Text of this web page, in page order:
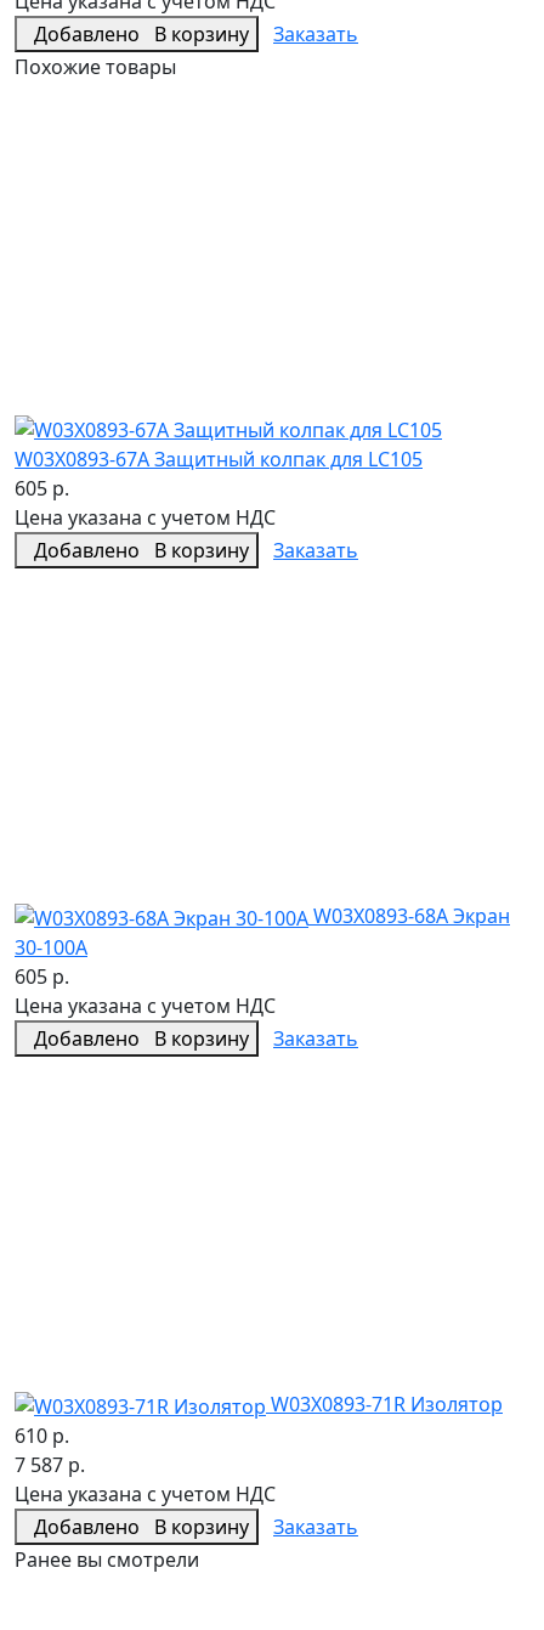
Добавлено
В корзину
Заказать
Похожие товары
W03X0893-67A Защитный колпак для LC105
605 р.
Цена указана с учетом НДС
Добавлено
В корзину Заказать
W03X0893-68A Экран
30-100А
605 р.
Цена указана с учетом НДС
Добавлено
В корзину Заказать
W03X0893-71R Изолятор
610 р.
7 587 р.
Цена указана с учетом НДС
Добавлено
В корзину
Заказать
Ранее вы смотрели